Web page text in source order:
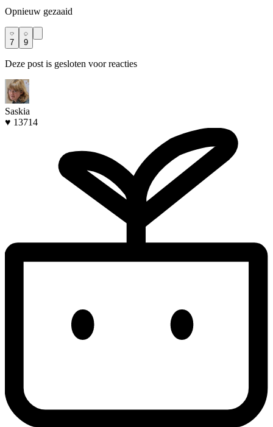
Opnieuw gezaaid
7 9
Deze post is gesloten voor reacties
Saskia
♥ 13714